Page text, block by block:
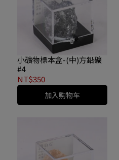
小礦物標本盒-(中)方鉛礦
#4
NT$350
加入购物车